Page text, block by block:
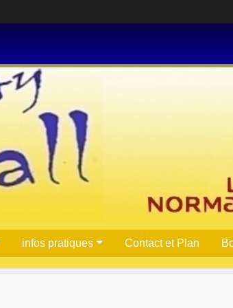
infos pratiques Contact et Plan